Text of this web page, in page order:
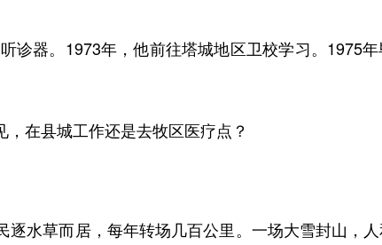
器。1973年，他前往塔城地区卫校学习。1975
在县城工作还是去牧区医疗点？
水草而居，每年转场几百公里。一场大雪封山，